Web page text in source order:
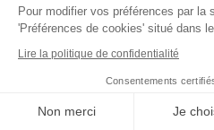
Pour modifier vos préférences par la
'Préférences de cookies' situé dans
Lire la politique de confidentialité
Consentements
Non merci Je